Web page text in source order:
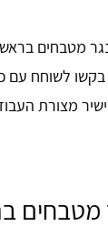
מטבחים
בקשו לשוחח
מצורת
מטבחים